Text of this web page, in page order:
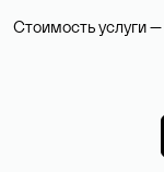
Стоимость услуги —